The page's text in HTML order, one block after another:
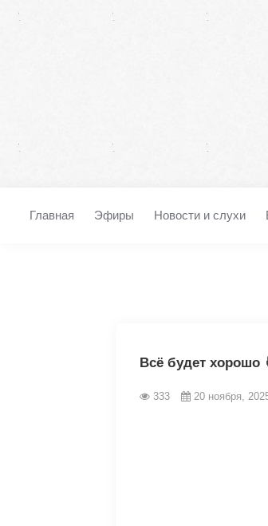
Главная Эфиры Новости и слухи
Всё будет хорошо
333 20 ноября,